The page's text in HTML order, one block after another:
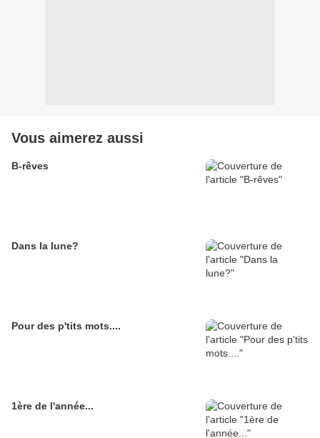
Vous aimerez aussi
B-rêves
Dans la lune?
Pour des p'tits mots....
1ère de l'année...